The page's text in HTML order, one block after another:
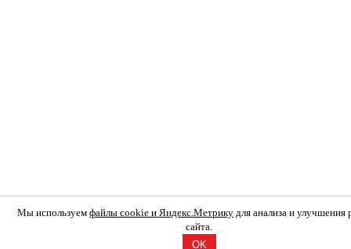
Мы используем файлы cookie и Яндекс.Метрику для анализа и улучшения
сайта.
OK